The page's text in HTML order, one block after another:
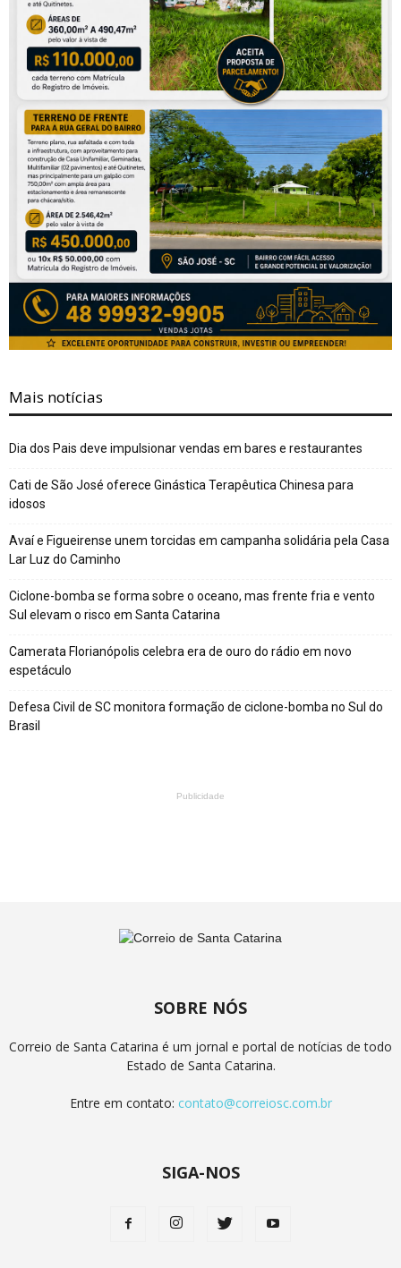
Mais notícias
Dia dos Pais deve impulsionar vendas em bares e restaurantes
Cati de São José oferece Ginástica Terapêutica Chinesa para
idosos
Avaí e Figueirense unem torcidas em campanha solidária pela Casa
Lar Luz do Caminho
Ciclone-bomba se forma sobre o oceano, mas frente fria e vento
Sul elevam o risco em Santa Catarina
Camerata Florianópolis celebra era de ouro do rádio em novo
espetáculo
Defesa Civil de SC monitora formação de ciclone-bomba no Sul do
Brasil
Publicidade
SOBRE NÓS
Correio de Santa Catarina é um jornal e portal de notícias de todo
Estado de Santa Catarina.
Entre em contato: contato@correiosc.com.br
SIGA-NOS